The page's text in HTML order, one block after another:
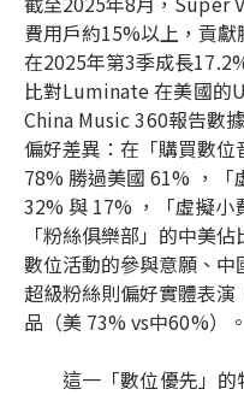
費用戶約15%以上，貢
在2025年第3季成長
比對Luminate 在美國的
China Music 360報告數
偏好差異：在「購買數
78% 勝過美國 61% ，「
32% 與 17% ，「虛擬小
「粉絲俱樂部」的中美
數位活動的參與意願、
超級粉絲則偏好實體表
品（美 73% vs中60%）。
這一「數位優先」的